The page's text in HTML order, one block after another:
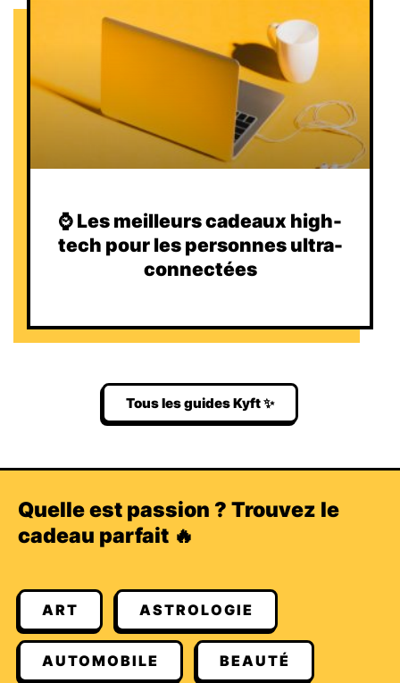
⌚️ Les meilleurs cadeaux high-
tech pour les personnes ultra-
connectées
Tous les guides Kyft ✨
Quelle est passion ? Trouvez le
cadeau parfait 🔥
ART ASTROLOGIE
AUTOMOBILE BEAUTÉ